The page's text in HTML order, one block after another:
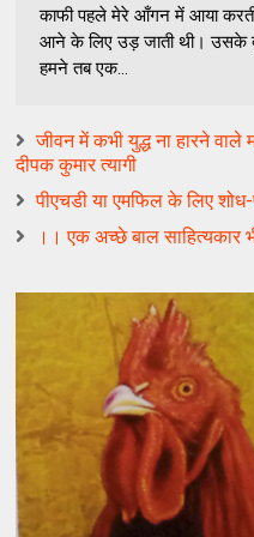
काफी पहले मेरे आँगन में आया करती
आने के लिए उड़ जाती थी। उसके
हमने तब एक...
जीवन में कभी युद्ध ना हारने वाले
दीपक कुमार त्यागी
पीएचडी या एमफिल के लिए
।। एक अच्छे बाल साहित्यकार